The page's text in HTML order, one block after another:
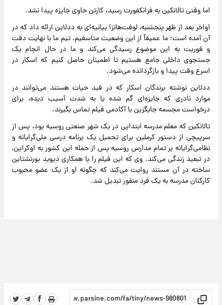
اما وقتی تالانکین به فرانکفورت رسید، کارتن حاوی جایزه پیدا نشد.
اواخر بعد از ظهر پنجشنبه، لوفت‌هانزا بیانیه‌ای به ددلاین ارائه داد که در
آن آمده است: ما عمیقاً از این وضعیت متاسفیم. تیم ما با نهایت دقت
و فوریت به این موضوع رسیدگی می‌کند و ما در حال انجام یک
جستجوی داخلی جامع هستیم تا اطمینان حاصل کنیم که اسکار در
اسرع وقت پیدا و بازگردانده می‌شود.
ددلاین نوشته برندگان اسکار که در قید حیات هستند می‌توانند در
موارد نادری که جایزه‌ای گم شده یا به شدت آسیب دیده، برای
درخواست مجسمه جایگزین با آکادمی فیلم تماس بگیرند.
تالانکین که معلم مدرسه ابتدایی در یک شهر صنعتی روسیه بود، پس از
سرپیچی از دستور کرملین برای تحمیل یک برنامه درسی ملی‌گرایانه و
نظامی‌گرایانه بر تمام مدارس روسیه پس از حمله این کشور به اوکراین،
در تبعید زندگی می‌کند. وی که این فیلم را با همکاری دیوید بورنشتاین
ساخته در آن مستند روایت می‌کند که چگونه او از یک عضو محبوب
کارکنان مدرسه به یک فرد منفور تبدیل شد.